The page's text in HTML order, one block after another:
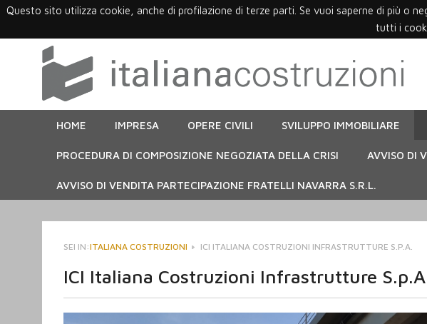
Questo sito utilizza cookie, anche di profilazione di terze parti. Se vuoi saperne di più o
tutti i
HOME IMPRESA OPERE CIVILI SVILUPPO IMMOBILIARE
PROCEDURA DI COMPOSIZIONE NEGOZIATA DELLA CRISI AVVISO DI
AVVISO DI VENDITA PARTECIPAZIONE FRATELLI NAVARRA S.R.L.
SEI IN:ITALIANA COSTRUZIONI ICI ITALIANA COSTRUZIONI INFRASTRUTTURE S.P.A.
ICI Italiana Costruzioni Infrastrutture